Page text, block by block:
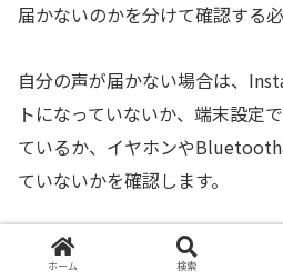
届かないのかを分けて確認する必
自分の声が届かない場合は、
トになっていないか、端末設定
ているか、イヤホンや
ていないかを確認します。
共有した動画の音については、
ホーム 検索